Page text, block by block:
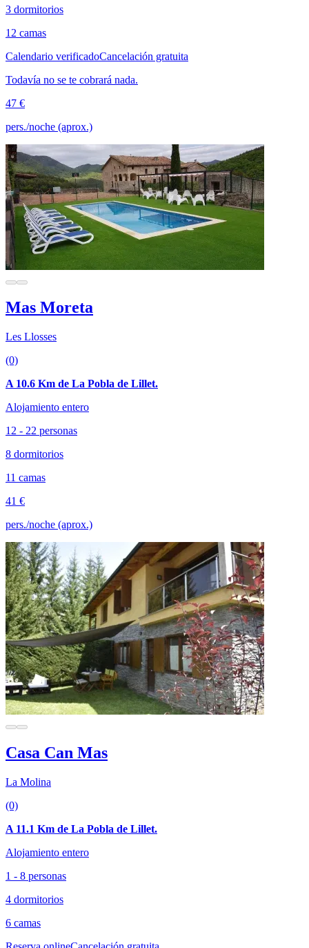
3 dormitorios
12 camas
Calendario verificadoCancelación gratuita
Todavía no se te cobrará nada.
47 €
pers./noche (aprox.)
Mas Moreta
Les Llosses
(0)
A 10.6 Km de La Pobla de Lillet.
Alojamiento entero
12 - 22 personas
8 dormitorios
11 camas
41 €
pers./noche (aprox.)
Casa Can Mas
La Molina
(0)
A 11.1 Km de La Pobla de Lillet.
Alojamiento entero
1 - 8 personas
4 dormitorios
6 camas